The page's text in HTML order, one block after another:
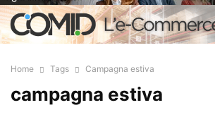
Home Tags Campagna estiva
campagna estiva